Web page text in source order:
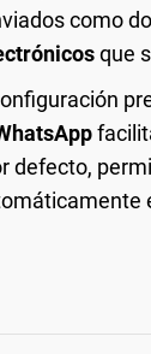
como
que
defecto,